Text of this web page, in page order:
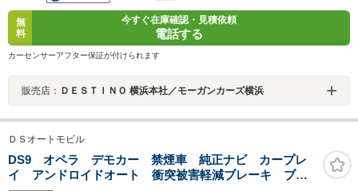
無
料
今すぐ在庫確認・見積依頼
電話する
カーセンサーアフター保証が付けられます
販売店： ＤＥＳＴＩＮＯ 横浜本社／モーガンカーズ横浜
ＤＳオートモビル
DS9 オペラ デモカー 禁煙車 純正ナビ カープレ
イ アンドロイドオート 衝突被害軽減ブレーキ ブラ